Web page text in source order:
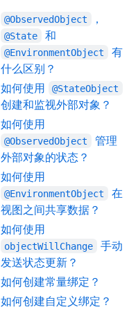
@ObservedObject ，
@State 和
@EnvironmentObject
有
什么区别？
如何使用
@StateObject
创建和监视外部对象？
如何使用
@ObservedObject
管理
外部对象的状态？
如何使用
@EnvironmentObject
在
视图之间共享数据？
如何使用
objectWillChange
手动
发送状态更新？
如何创建常量绑定？
如何创建自定义绑定？